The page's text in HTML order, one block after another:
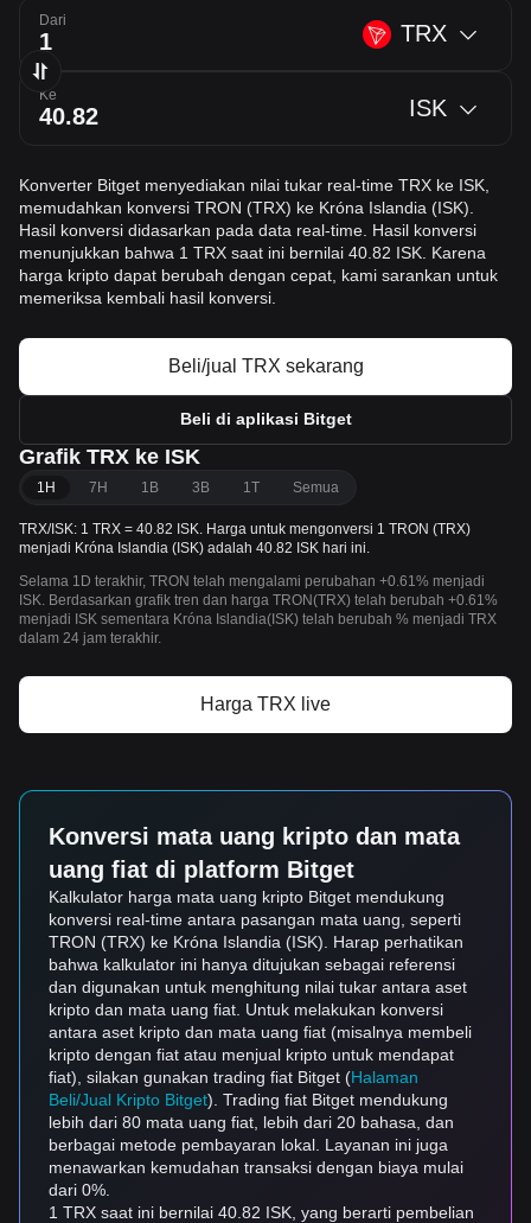
Dari TRX
Ke ISK
Konverter Bitget menyediakan nilai tukar real-time TRX ke ISK,
memudahkan konversi TRON (TRX) ke Króna Islandia (ISK).
Hasil konversi didasarkan pada data real-time. Hasil konversi
menunjukkan bahwa 1 TRX saat ini bernilai 40.82 ISK. Karena
harga kripto dapat berubah dengan cepat, kami sarankan untuk
memeriksa kembali hasil konversi.
Beli/jual TRX sekarang
Beli di aplikasi Bitget
Grafik TRX ke ISK
1H 7H 1B 3B 1T Semua
TRX/ISK: 1 TRX = 40.82 ISK. Harga untuk mengonversi 1 TRON (TRX)
menjadi Króna Islandia (ISK) adalah 40.82 ISK hari ini.
Selama 1D terakhir, TRON telah mengalami perubahan +0.61% menjadi
ISK. Berdasarkan grafik tren dan harga TRON(TRX) telah berubah +0.61%
menjadi ISK sementara Króna Islandia(ISK) telah berubah % menjadi TRX
dalam 24 jam terakhir.
Harga TRX live
Konversi mata uang kripto dan mata
uang fiat di platform Bitget
Kalkulator harga mata uang kripto Bitget mendukung
konversi real-time antara pasangan mata uang, seperti
TRON (TRX) ke Króna Islandia (ISK). Harap perhatikan
bahwa kalkulator ini hanya ditujukan sebagai referensi
dan digunakan untuk menghitung nilai tukar antara aset
kripto dan mata uang fiat. Untuk melakukan konversi
antara aset kripto dan mata uang fiat (misalnya membeli
kripto dengan fiat atau menjual kripto untuk mendapat
fiat), silakan gunakan trading fiat Bitget (Halaman
Beli/Jual Kripto Bitget). Trading fiat Bitget mendukung
lebih dari 80 mata uang fiat, lebih dari 20 bahasa, dan
berbagai metode pembayaran lokal. Layanan ini juga
menawarkan kemudahan transaksi dengan biaya mulai
dari 0%.
1 TRX saat ini bernilai 40.82 ISK, yang berarti pembelian